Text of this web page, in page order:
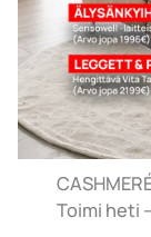
Toimi heti